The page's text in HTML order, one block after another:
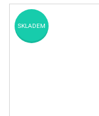
SKLADEM